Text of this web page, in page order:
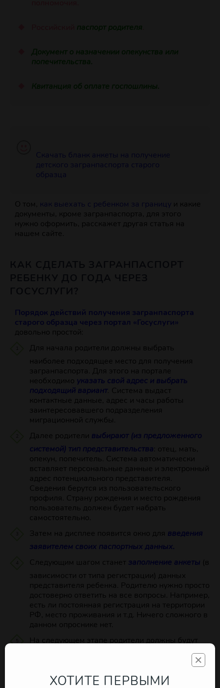
паспорт родителя
Документ о назначении опекунства или
попечительства.
Квитанция об оплате госпошлины.
Скачать бланк анкеты на получение
детского загранпаспорта старого
образца
О том, как выехать с ребенком за границу и какие
документы, кроме загранпаспорта, для этого
нужно оформить, расскажет другая статья на
нашем сайте.
Порядок действий получения загранпаспорта
старого образца через портал «Госуслуги»
довольно простой:
Для начала родители должны выбрать
наиболее подходящее место для получения
загранпаспорта. Для этого на портале
необходимо указать свой адрес и выбрать
подходящий вариант. Система выдаст
контактные данные, адрес и часы работы
заинтересовавшего подразделения
миграционной службы.
Далее родители выбирают (из предложенного
системой) тип представительства : отец, мать,
опекун, попечитель. Система автоматически
вставляет персональные данные и электронный
адрес потенциального представителя.
Сведения берутся из пользовательского
профиля. Страну рождения и место рождения
пользователь должен будет набрать
самостоятельно.
Затем на дисплее появится окно для введения
заявителем своих паспортных данных.
Следующим шагом станет заполнение анкеты (в
зависимости от типа регистрации) данных
представителя ребенка. Родителю нужно просто
достоверно ответить на все вопросы. Например,
есть ли постоянная регистрация на территории
РФ, место проживания и т.д. Ничего сложного в
данном опроснике нет.
На следующем этапе родители должны будут
. В заявление указываются
основные данные ребенка. Вот практически и
ХОТИТЕ ПЕРВЫМИ